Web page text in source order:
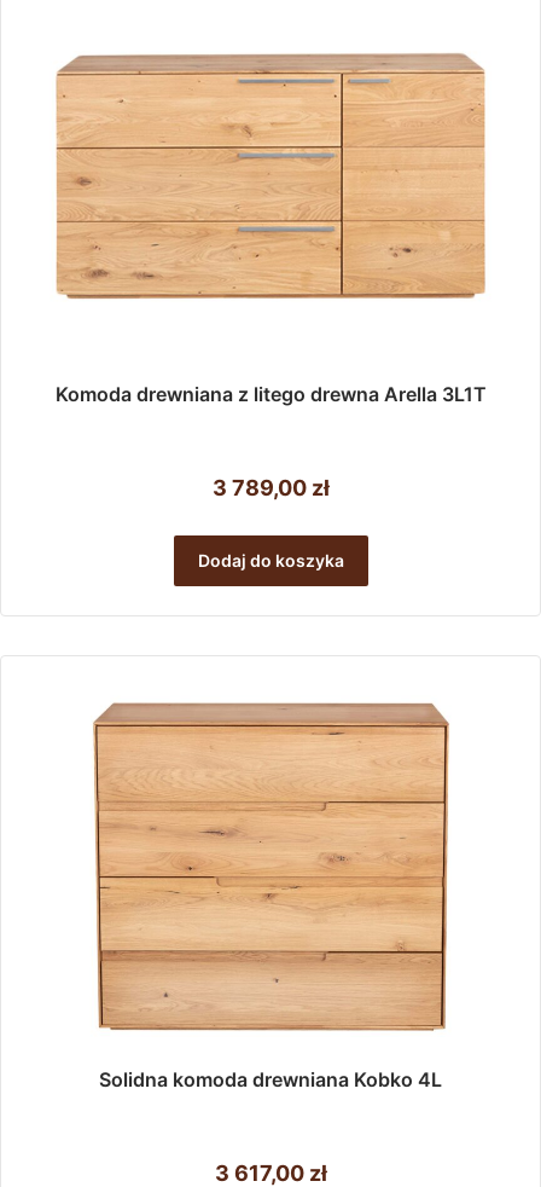
Komoda drewniana z litego drewna Arella 3L1T
3 789,00 zł
Dodaj do koszyka
Solidna komoda drewniana Kobko 4L
3 617,00 zł